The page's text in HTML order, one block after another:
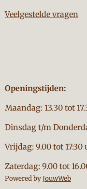
Veelgestelde vragen
Openingstijden:
Maandag: 13.30 tot
Dinsdag t/m
Vrijdag: 9.00 tot 17:30
Zaterdag: 9.00 tot
Powered byJouwWeb